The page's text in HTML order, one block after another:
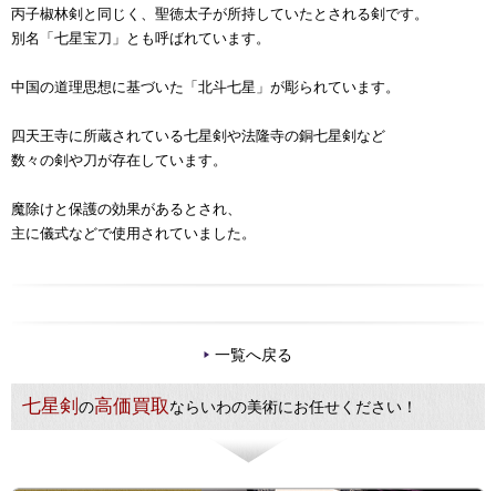
丙子椒林剣と同じく、聖徳太子が所持していたとされる剣です。
別名「七星宝刀」とも呼ばれています。
中国の道理思想に基づいた「北斗七星」が彫られています。
四天王寺に所蔵されている七星剣や法隆寺の銅七星剣など
数々の剣や刀が存在しています。
魔除けと保護の効果があるとされ、
主に儀式などで使用されていました。
一覧へ戻る
七星剣 の高価買取ならいわの美術にお任せください！